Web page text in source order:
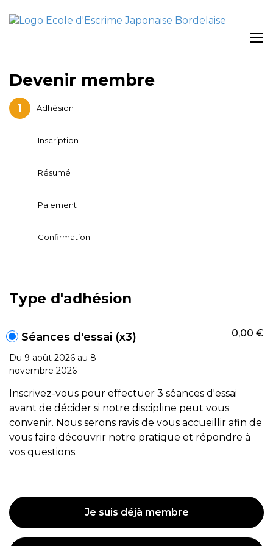
Devenir membre
Adhésion
Inscription
Résumé
Paiement
Confirmation
Type d'adhésion
0,00 €
Séances d'essai (x3)
Du 9 août 2026 au 8
novembre 2026
Inscrivez-vous pour effectuer 3 séances d'essai
avant de décider si notre discipline peut vous
convenir. Nous serons ravis de vous accueillir afin de
vous faire découvrir notre pratique et répondre à
vos questions.
Je suis déjà membre